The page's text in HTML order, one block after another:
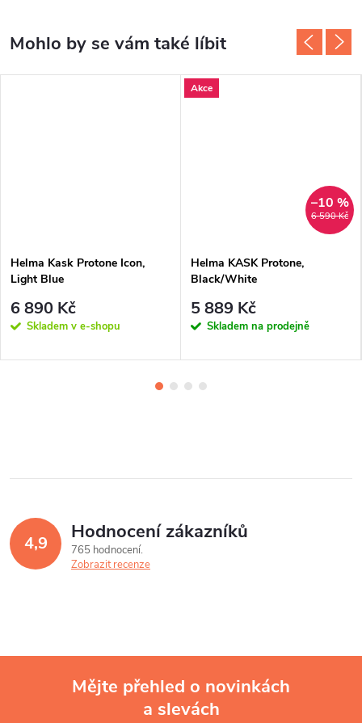
Helma Kask Protone Icon,
Light Blue
6 890 Kč
Skladem v e-shopu
Akce
6 590 Kč
–10 %
Helma KASK Protone,
Black/White
5 889 Kč
Skladem na prodejně
4,9 Hodnocení zákazníků
765 hodnocení
Zobrazit recenze
Mějte přehled o novinkách
a slevách